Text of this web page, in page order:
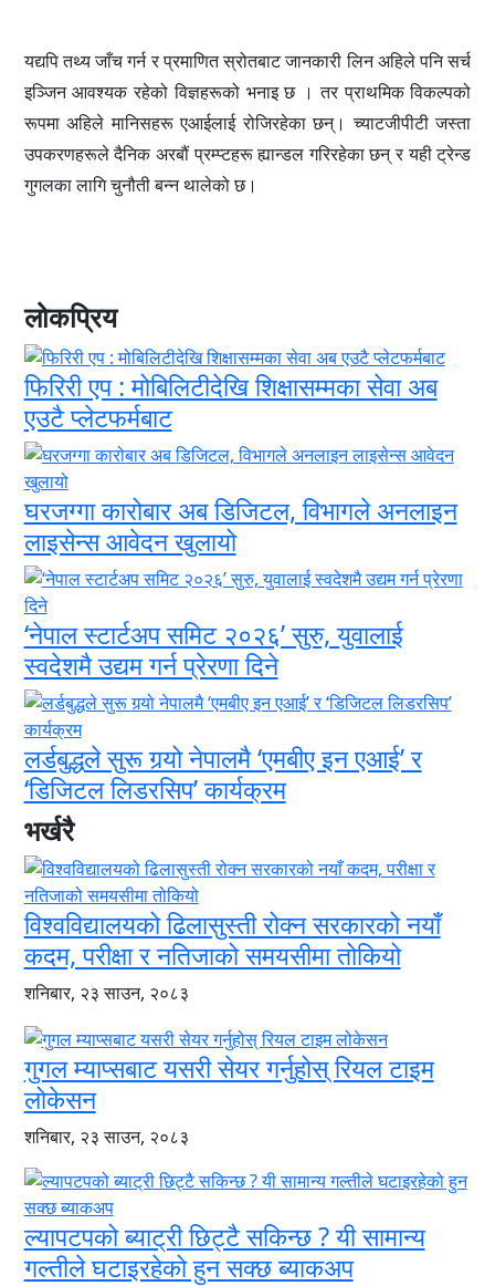
यद्यपि तथ्य जाँच गर्न र प्रमाणित स्रोतबाट जानकारी लिन अहिले पनि सर्च
इञ्जिन आवश्यक रहेको विज्ञहरूको भनाइ छ । तर प्राथमिक विकल्पको
रूपमा अहिले मानिसहरू एआईलाई रोजिरहेका छन्। च्याटजीपीटी जस्ता
उपकरणहरूले दैनिक अरबौं प्रम्प्टहरू ह्यान्डल गरिरहेका छन् र यही ट्रेन्ड
गुगलका लागि चुनौती बन्न थालेको छ।
लोकप्रिय
फिरिरी एप : मोबिलिटीदेखि शिक्षासम्मका सेवा अब
एउटै प्लेटफर्मबाट
घरजग्गा कारोबार अब डिजिटल, विभागले अनलाइन
लाइसेन्स आवेदन खुलायो
‘नेपाल स्टार्टअप समिट २०२६’ सुरु, युवालाई
स्वदेशमै उद्यम गर्न प्रेरणा दिने
लर्डबुद्धले सुरू गर्‍यो नेपालमै ‘एमबीए इन एआई’ र
‘डिजिटल लिडरसिप’ कार्यक्रम
भर्खरै
विश्वविद्यालयको ढिलासुस्ती रोक्न सरकारको नयाँ
कदम, परीक्षा र नतिजाको समयसीमा तोकियो
शनिबार, २३ साउन, २०८३
गुगल म्याप्सबाट यसरी सेयर गर्नुहोस् रियल टाइम
लोकेसन
शनिबार, २३ साउन, २०८३
ल्यापटपको ब्याट्री छिट्टै सकिन्छ ? यी सामान्य
गल्तीले घटाइरहेको हुन सक्छ ब्याकअप